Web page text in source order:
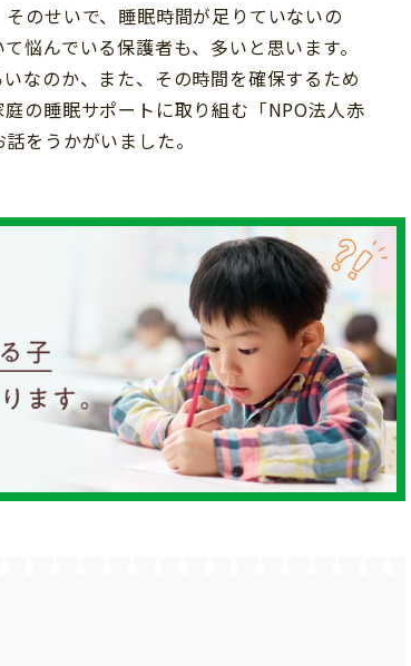
のせいで、睡眠時間が足りていないの
悩んでいる保護者も、多いと思います。
なのか、また、その時間を確保するため
の睡眠サポートに取り組む「NPO法人赤
をうかがいました。